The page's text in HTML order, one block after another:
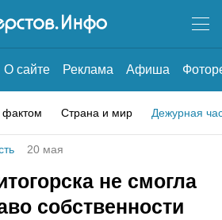
О сайте Реклама Афиша
Страна и мир Дежурная
20 мая
не смогла
собственности